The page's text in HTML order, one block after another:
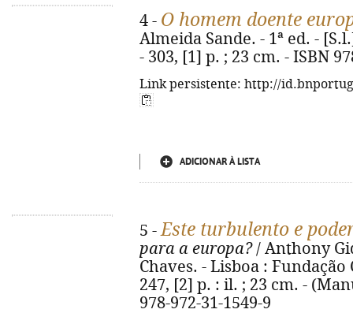
4 - O homem doente
Almeida Sande. - 1ª ed. -
- 303, [1] p. ; 23 cm. - ISBN
Link persistente: http://
ADICIONAR À LISTA
5 -Este turbulento e
para a europa?/ Anthony
Chaves. - Lisboa :
247, [2] p. : il. ; 23 cm. -
978-972-31-1549-9